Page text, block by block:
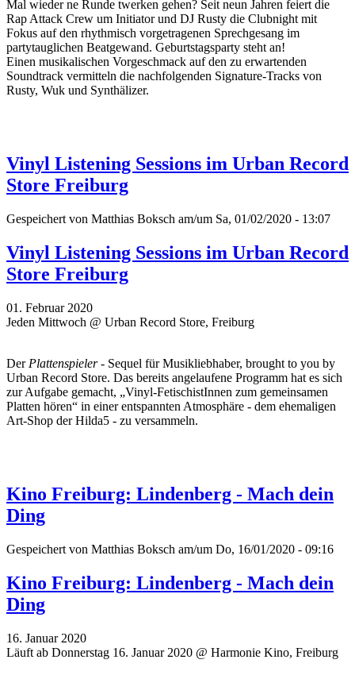
Mal wieder ne Runde twerken gehen? Seit neun Jahren feiert die
Rap Attack Crew um Initiator und DJ Rusty die Clubnight mit
Fokus auf den rhythmisch vorgetragenen Sprechgesang im
partytauglichen Beatgewand. Geburtstagsparty steht an!
Einen musikalischen Vorgeschmack auf den zu erwartenden
Soundtrack vermitteln die nachfolgenden Signature-Tracks von
Rusty, Wuk und Synthälizer.
Vinyl Listening Sessions im Urban Record
Store Freiburg
Gespeichert von Matthias Boksch am/um Sa, 01/02/2020 - 13:07
Vinyl Listening Sessions im Urban Record
Store Freiburg
01. Februar 2020
Jeden Mittwoch @ Urban Record Store, Freiburg
Der Plattenspieler- Sequel für Musikliebhaber, brought to you by
Urban Record Store. Das bereits angelaufene Programm hat es sich
zur Aufgabe gemacht, „Vinyl-FetischistInnen zum gemeinsamen
Platten hören“ in einer entspannten Atmosphäre - dem ehemaligen
Art-Shop der Hilda5 - zu versammeln.
Kino Freiburg: Lindenberg - Mach dein
Ding
Gespeichert von Matthias Boksch am/um Do, 16/01/2020 - 09:16
Kino Freiburg: Lindenberg - Mach dein
Ding
16. Januar 2020
Läuft ab Donnerstag 16. Januar 2020 @ Harmonie Kino, Freiburg